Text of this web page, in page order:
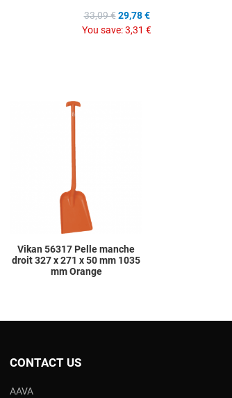
33,09 € 29,78 €
You save:3,31 €
Vikan 56317 Pelle manche
droit 327 x 271 x 50 mm 1035
mm Orange
CONTACT US
AAVA